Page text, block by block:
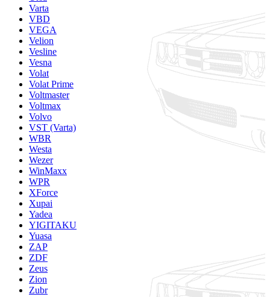
Varta
VBD
VEGA
Velion
Vesline
Vesna
Volat
Volat Prime
Voltmaster
Voltmax
Volvo
VST (Varta)
WBR
Westa
Wezer
WinMaxx
WPR
XForce
Xupai
Yadea
YIGITAKU
Yuasa
ZAP
ZDF
Zeus
Zion
Zubr